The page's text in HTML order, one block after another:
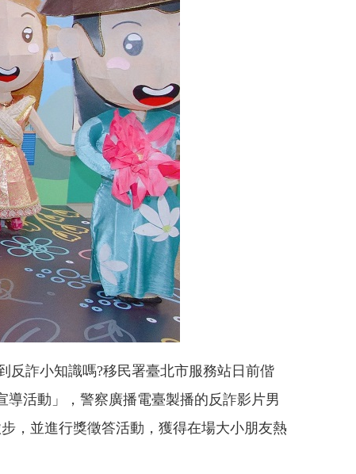
反詐小知識嗎?移民署臺北市服務站日前偕
導活動」，警察廣播電臺製播的反詐影片男
，並進行獎徵答活動，獲得在場大小朋友熱